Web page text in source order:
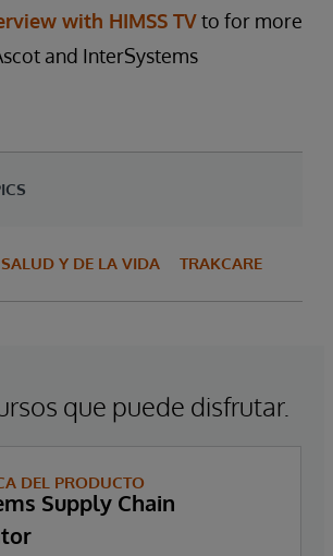
with HIMSS TVto for more
and InterSystems
Y DE LA VIDA TRAKCARE
que puede disfrutar.
DEL PRODUCTO
Supply Chain